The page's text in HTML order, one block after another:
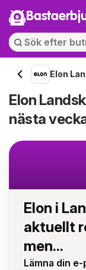
Elon
Elon
nästa
Elon i
aktuellt
men...
Lämna din